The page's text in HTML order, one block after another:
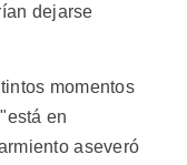
dejarse
momentos
en
aseveró